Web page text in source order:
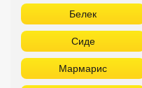
Белек
Сиде
Мармарис